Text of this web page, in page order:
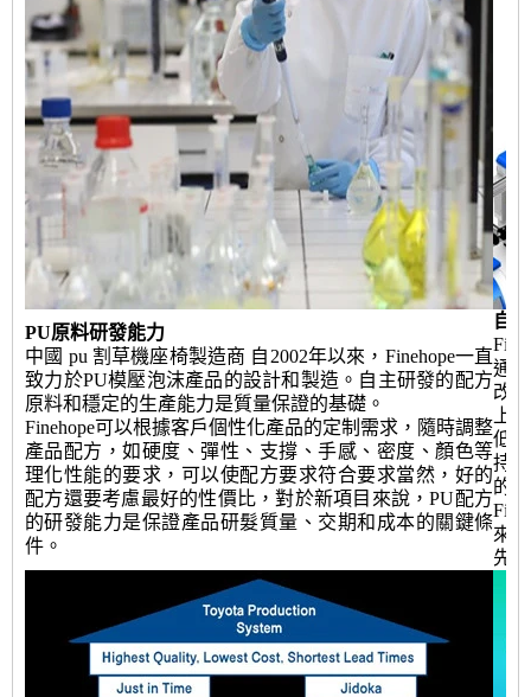
PU原料研發能力
中國 pu 割草機座椅製造商 自2002年以來，Finehope一直
致力於PU模壓泡沫產品的設計和製造。自主研發的配方
原料和穩定的生產能力是質量保證的基礎。
Finehope可以根據客戶個性化產品的定制需求，隨時調整
產品配方，如硬度、彈性、支撐、手感、密度、顏色等
理化性能的要求，可以使配方要求符合要求當然，好的
配方還要考慮最好的性價比，對於新項目來說，PU配方
的研發能力是保證產品研髮質量、交期和成本的關鍵條
件。
自
通
改
上
低
持
的
來
先